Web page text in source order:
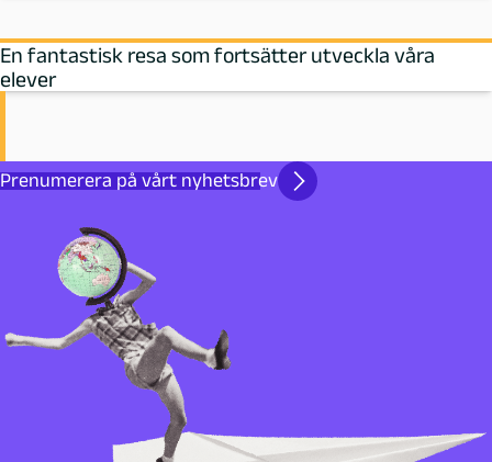
En fantastisk resa som fortsätter utveckla våra
elever
Prenumerera på vårt nyhetsbrev